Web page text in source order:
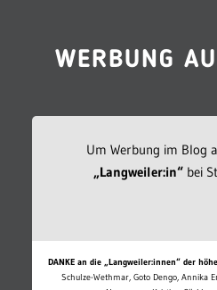
WERBUNG
Um Werbung im Blog
„Langweiler:in“bei
DANKE an die „Langweiler:innen“ der
Schulze-Wethmar, Goto Dengo, Annika